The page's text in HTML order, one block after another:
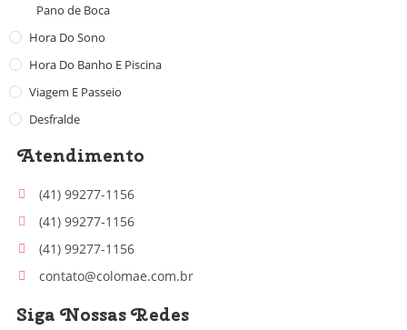
Pano de Boca
Hora Do Sono
Hora Do Banho E Piscina
Viagem E Passeio
Desfralde
Atendimento
(41) 99277-1156
(41) 99277-1156
(41) 99277-1156
contato@colomae.com.br
Siga Nossas Redes